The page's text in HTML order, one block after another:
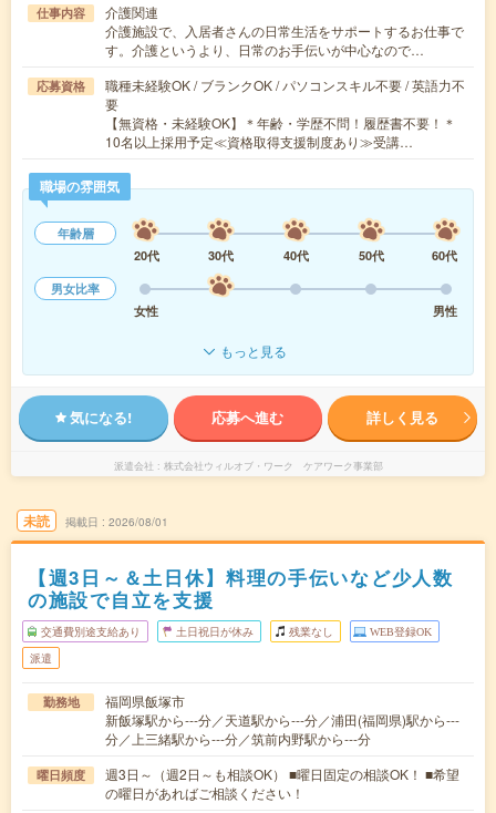
仕事内容
介護関連
介護施設で、入居者さんの日常生活をサポートするお仕事で
す。介護というより、日常のお手伝いが中心なので…
応募資格
職種未経験OK / ブランクOK / パソコンスキル不要 / 英語力不
要
【無資格・未経験OK】＊年齢・学歴不問！履歴書不要！＊
10名以上採用予定≪資格取得支援制度あり≫受講…
職場の雰囲気
年齢層
20代
30代 40代 50代
60代
男女比率
女性
男性
もっと見る
気になる! 応募へ進む 詳しく見る
派遣会社 株式会社ウィルオブ・ワーク ケアワーク事業部
未読 掲載日 2026/08/01
【週3日～＆土日休】料理の手伝いなど少人数
の施設で自立を支援
交通費別途支給あり 土日祝日が休み 残業なし WEB登録OK
派遣
勤務地
福岡県飯塚市
新飯塚駅から---分／天道駅から---分／浦田(福岡県)駅から---
分／上三緒駅から---分／筑前内野駅から---分
曜日頻度
週3日～（週2日～も相談OK） ■曜日固定の相談OK！ ■希望
の曜日があればご相談ください！